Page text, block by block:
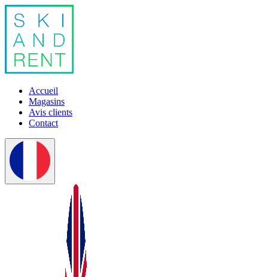
Accueil
Magasins
Avis clients
Contact